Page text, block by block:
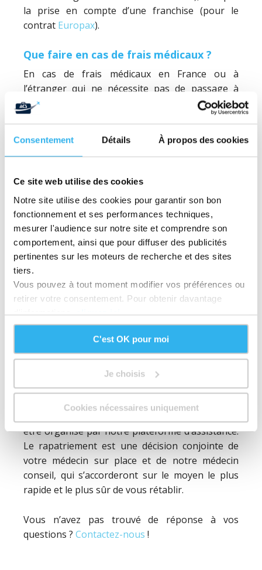
Consentement Détails À propos des cookies
Ce site web utilise des cookies
Notre site utilise des cookies pour garantir son bon
fonctionnement et ses performances techniques,
mesurer l'audience sur notre site et comprendre son
comportement, ainsi que pour diffuser des publicités
pertinentes sur les moteurs de recherche et des sites
tiers.
Vous pouvez à tout moment modifier vos préférences ou
retirer votre consentement. Pour obtenir davantage
d'informations,cliquez ici.
C'est OK pour moi
Je choisis
Cookies nécessaires uniquement
la prise en compte d’une franchise (pour le
contrat Europax).
Que faire en cas de frais médicaux ?
En cas de frais médicaux en France ou à
l’étranger qui ne nécessite pas de passage à
l’hôpital (ou bien de moins de 24 heures), il
faudra avancer les frais puis revenir vers nous
pour une demande de remboursement.
Pour tout savoir sur comment se faire
de mes soins ?
Vos soins ne pourront faire l’objet d’une
demande d’avance de frais que dans le cas d’une
hospitalisation de plus de 24 heures. Vous
pourrez alors contacter notre service
d’assistance selon votre contrat, et faire une
demande de prise en charge directe. Pour en
consultez notre page «Comment se faire
Qui décide de mon rapatriement, si le
Dans le cas où votre état de santé le nécessite,
un rapatriement dans votre pays d’origine peut
être organisé par notre plateforme d’assistance.
Le rapatriement est une décision conjointe de
votre médecin sur place et de notre médecin
conseil, qui s’accorderont sur le moyen le plus
rapide et le plus sûr de vous rétablir.
Vous n’avez pas trouvé de réponse à vos
questions ? Contactez-nous !